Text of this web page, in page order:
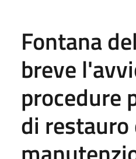
Fontana
breve
procedure
di restauro